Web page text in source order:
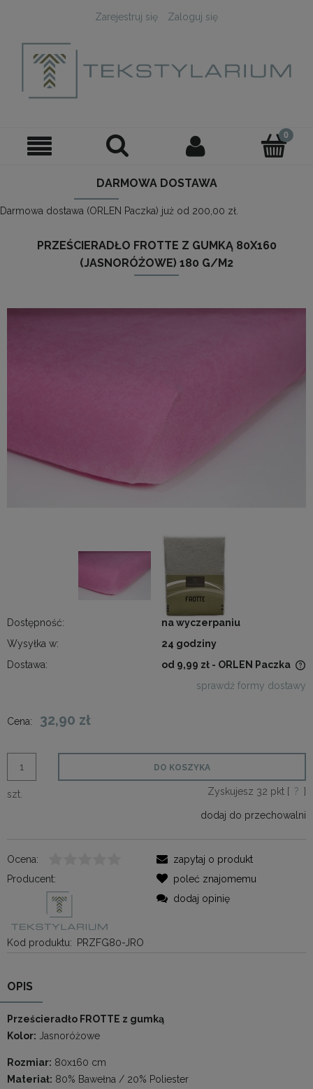
Zarejestruj się Zaloguj się
DARMOWA DOSTAWA
Darmowa dostawa (ORLEN Paczka) już od 200,00 zł.
PRZEŚCIERADŁO FROTTE Z GUMKĄ 80X160
(JASNORÓŻOWE) 180 G/M2
Dostępność:
na wyczerpaniu
Wysyłka w:
24 godziny
Dostawa:
od 9,99 zł - ORLEN Paczka
sprawdź formy dostawy
Cena: 32,90 zł
szt.
DO KOSZYKA
Zyskujesz 32 pkt [ ? ]
dodaj do przechowalni
Ocena:
Producent:
Kod produktu: PRZFG80-JRO
zapytaj o produkt
poleć znajomemu
dodaj opinię
OPIS
Prześcieradło FROTTE z gumką
Kolor: Jasnoróżowe
Rozmiar: 80x160 cm
Materiał: 80% Bawełna / 20% Poliester